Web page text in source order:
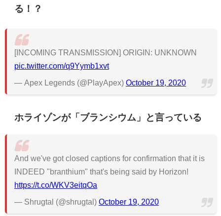
る！？
[INCOMING TRANSMISSION] ORIGIN: UNKNOWN
pic.twitter.com/q9Yymb1xvt
— Apex Legends (@PlayApex) October 19, 2020
ホライゾンが「ブランシウム」と言っている
And we've got closed captions for confirmation that it is
INDEED "branthium" that's being said by Horizon!
https://t.co/WKV3eitqOa
— Shrugtal (@shrugtal) October 19, 2020